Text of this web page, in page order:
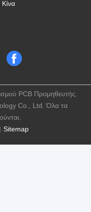
| Sitemap
PCB Προμηθευτής.
Co., Ltd. Όλα τα